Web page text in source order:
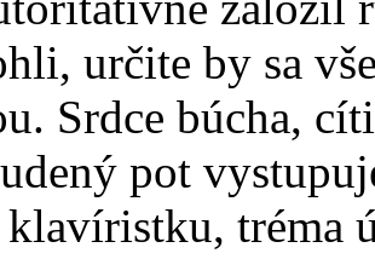
určite by sa
Srdce búcha,
pot
klavíristku, tréma